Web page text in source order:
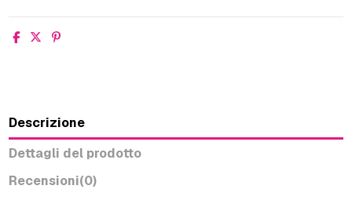
Descrizione
Dettagli del prodotto
Recensioni(0)